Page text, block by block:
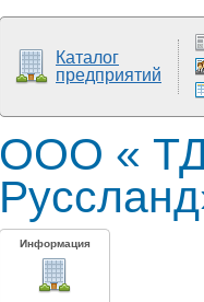
Каталог
предприятий
ООО « ТД
Информация